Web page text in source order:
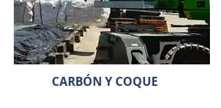
CARBÓN Y COQUE